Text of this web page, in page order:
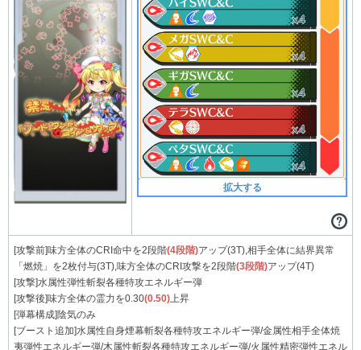
拡大する
[攻撃前]味方全体のCRI命中を2段階(4段階)アップ(3T),相手全体に結界異常
「燃焼」を2枚付与(3T),味方全体のCRI攻撃を2段階(3段階)アップ(4T)
[攻撃]水属性弾性斬裂各種特攻エネルギー弾
[攻撃後]味方全体の霊力を0.30(0.50) 上昇
[弾幕構成]陰気のみ
[ブースト追加]水属性自身煙幕斬裂各種特攻エネルギー弾/金属性相手全体焼
夷弾性エネルギー弾/木属性斬裂各種特攻エネルギー弾/火属性精密弾性エネル